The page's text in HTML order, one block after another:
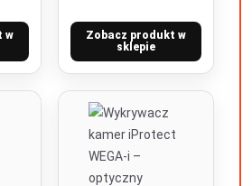
w
Zobacz produkt w
sklepie